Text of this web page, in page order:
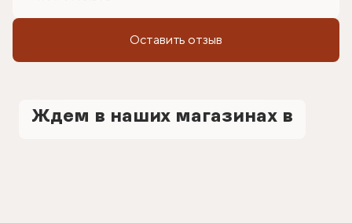
Оставить отзыв
Ждем в наших магазинах в